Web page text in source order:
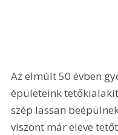
Az elmúlt 50 évben
épületeink
szép lassan
viszont már eleve